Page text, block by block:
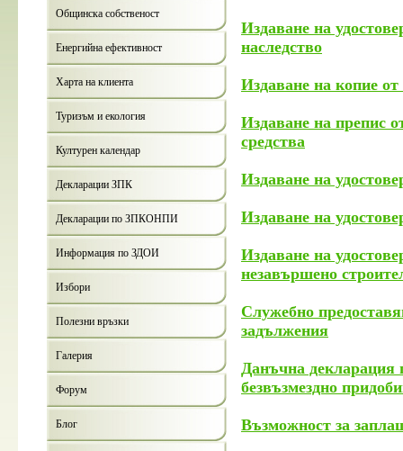
Общинска собственост
Енергийна ефективност
Харта на клиента
Туризъм и екология
Културен календар
Декларации ЗПК
Декларации по ЗПКОНПИ
Информация по ЗДОИ
Избори
Полезни връзки
Галерия
Форум
Блог
Издаване на
наследство
Издаване на копие
Издаване на препис
средства
Издаване на
Издаване на
Издаване на
незавършено
Служебно
задължения
Данъчна декларация
безвъзмездно
Възможност за